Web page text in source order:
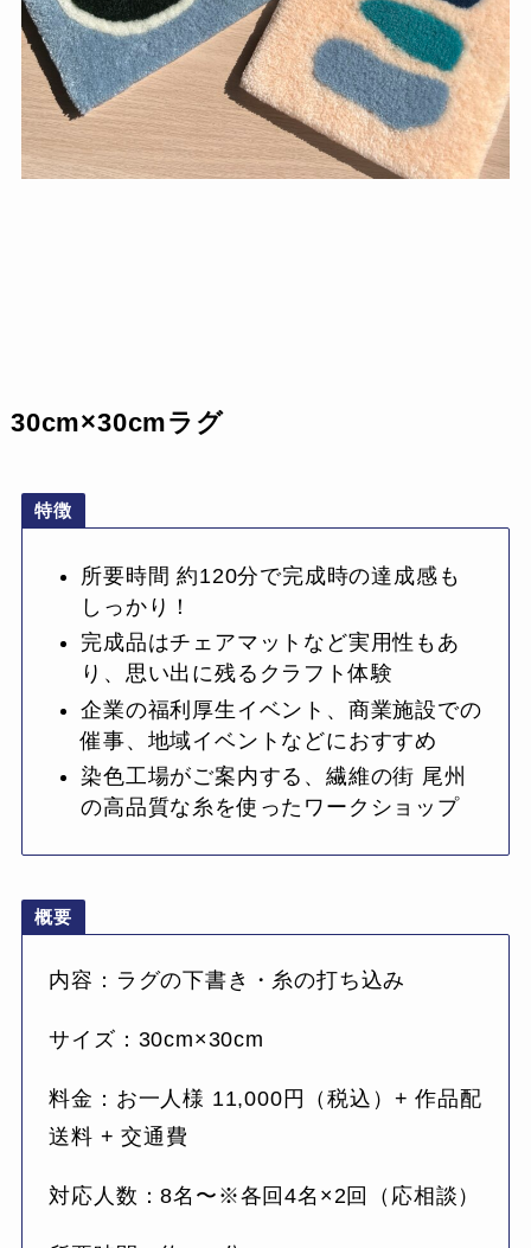
30cm×30cmラグ
特徴
所要時間 約120分で完成時の達成感も
しっかり！
完成品はチェアマットなど実用性もあ
り、思い出に残るクラフト体験
企業の福利厚生イベント、商業施設での
催事、地域イベントなどにおすすめ
染色工場がご案内する、繊維の街 尾州
の高品質な糸を使ったワークショップ
概要
内容：ラグの下書き・糸の打ち込み
サイズ：30cm×30cm
料金：お一人様 11,000円（税込）+ 作品配
送料 + 交通費
対応人数：8名〜※各回4名×2回（応相談）